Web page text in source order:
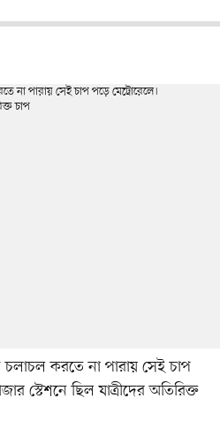
করতে না পারায় সেই চাপ
স্টেশনে ছিল যাত্রীদের অতিরিক্ত